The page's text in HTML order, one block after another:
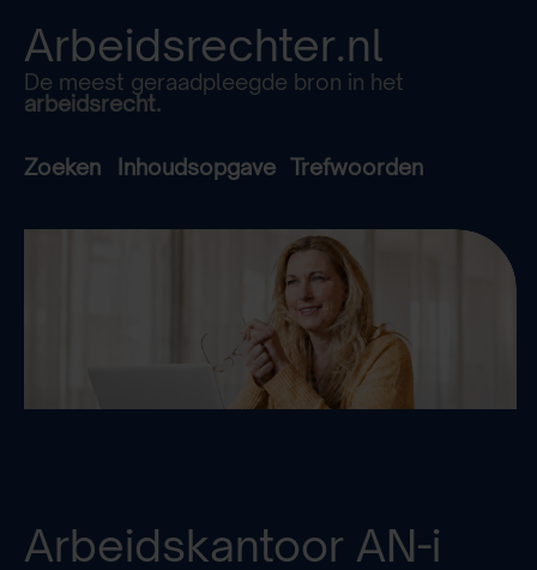
Arbeidsrechter.nl
De meest geraadpleegde bron in het
arbeidsrecht.
Zoeken Inhoudsopgave Trefwoorden
Arbeidskantoor AN-i